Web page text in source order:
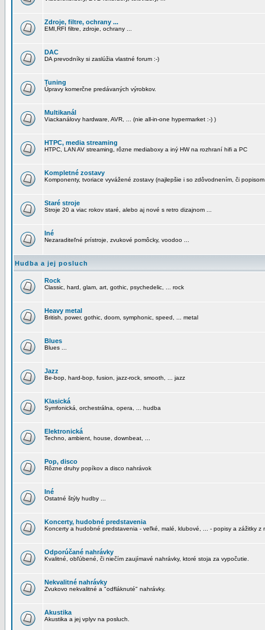
Zdroje, filtre, ochrany ...
EMI,RFI filtre, zdroje, ochrany ...
DAC
DA prevodníky si zaslúžia vlastné forum :-)
Tuning
Úpravy komerčne predávaných výrobkov.
Multikanál
Viackanálovy hardware, AVR, ... (nie all-in-one hypermarket :-) )
HTPC, media streaming
HTPC, LAN AV streaming, rôzne mediaboxy a iný HW na rozhraní hifi a PC
Kompletné zostavy
Komponenty, tvoriace vyvážené zostavy (najlepšie i so zdôvodnením, či
Staré stroje
Stroje 20 a viac rokov staré, alebo aj nové s retro dizajnom ...
Iné
Nezaraditeľné prístroje, zvukové pomôcky, voodoo ...
Hudba a jej posluch
Rock
Classic, hard, glam, art, gothic, psychedelic, ... rock
Heavy metal
British, power, gothic, doom, symphonic, speed, ... metal
Blues
Blues ...
Jazz
Be-bop, hard-bop, fusion, jazz-rock, smooth, ... jazz
Klasická
Symfonická, orchestrálna, opera, ... hudba
Elektronická
Techno, ambient, house, downbeat, ...
Pop, disco
Rôzne druhy popíkov a disco nahrávok
Iné
Ostatné štýly hudby ...
Koncerty, hudobné predstavenia
Koncerty a hudobné predstavenia - veľké, malé, klubové, ... - popisy a zážitky z
Odporúčané nahrávky
Kvalitné, obľúbené, či niečím zaujímavé nahrávky, ktoré stoja za vypočutie.
Nekvalitné nahrávky
Zvukovo nekvalitné a "odfláknuté" nahrávky.
Akustika
Akustika a jej vplyv na posluch.